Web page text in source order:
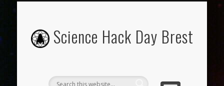
Science Hack Day Brest